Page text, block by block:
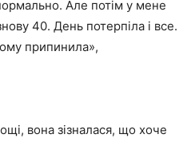
Але потім у мене
40. День потерпіла і все.
припинила»,
вона зізналася, що хоче